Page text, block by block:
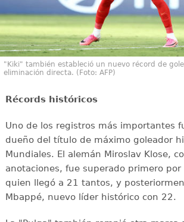
"Kiki" también estableció un nuevo récord de
eliminación directa. (Foto: AFP)
Récords históricos
Uno de los registros más importantes
dueño del título de máximo goleador
Mundiales. El alemán Miroslav Klose,
anotaciones, fue superado primero por
quien llegó a 21 tantos, y
Mbappé, nuevo líder histórico con 22.